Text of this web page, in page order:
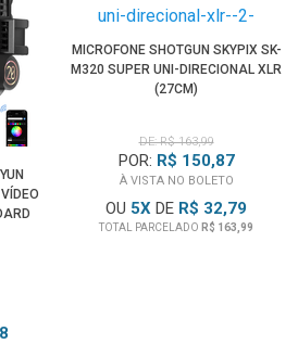
MICROFONE SHOTGUN SKYPIX SK-
M320 SUPER UNI-DIRECIONAL XLR
(27CM)
DE: R$ 163,99
POR: R$ 150,87
À VISTA NO BOLETO
OU 5X DE R$ 32,79
TOTAL PARCELADO R$ 163,99